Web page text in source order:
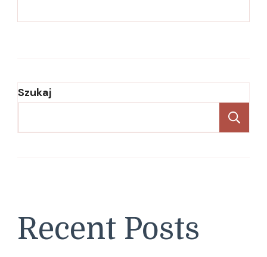
Szukaj
Recent Posts